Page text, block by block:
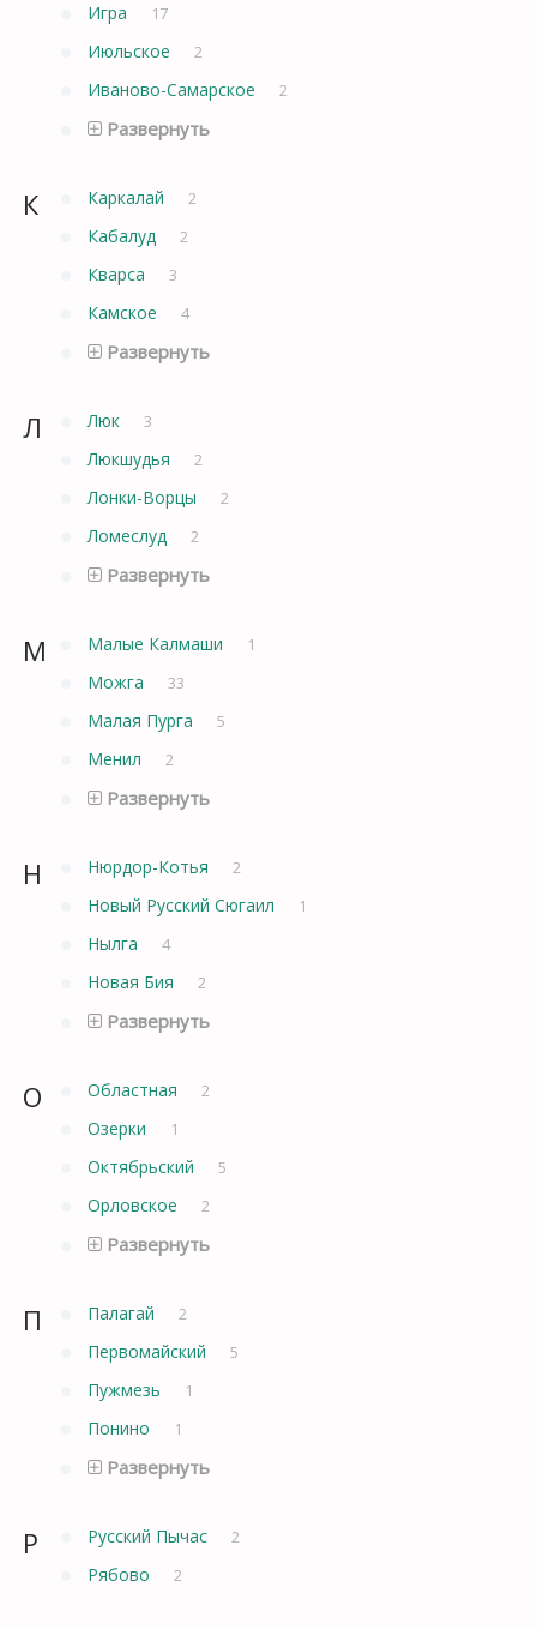
Игра 17
Июльское 2
Иваново-Самарское 2
Развернуть
К Каркалай 2
Кабалуд 2
Кварса 3
Камское 4
Развернуть
Л Люк 3
Люкшудья 2
Лонки-Ворцы 2
Ломеслуд 2
Развернуть
М Малые Калмаши 1
Можга 33
Малая Пурга 5
Менил 2
Развернуть
Н Нюрдор-Котья 2
Новый Русский Сюгаил 1
Нылга 4
Новая Бия 2
Развернуть
О Областная 2
Озерки 1
Октябрьский 5
Орловское 2
Развернуть
П Палагай 2
Первомайский 5
Пужмезь 1
Понино 1
Развернуть
Р Русский Пычас 2
Рябово 2